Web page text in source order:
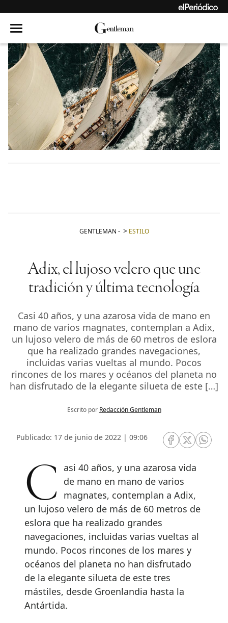
GENTLEMAN - ESTILO
Adix, el lujoso velero que une
tradición y última tecnología
Casi 40 años, y una azarosa vida de mano en
mano de varios magnates, contemplan a Adix,
un lujoso velero de más de 60 metros de eslora
que ha realizado grandes navegaciones,
incluidas varias vueltas al mundo. Pocos
rincones de los mares y océanos del planeta no
han disfrutado de la elegante silueta de este […]
Escrito por Redacción Gentleman
Publicado: 17 de junio de 2022 | 09:06
RRSS Facebook
RRSSRRSS
Casi 40 años, y una azarosa vida
de mano en mano de varios
magnates, contemplan a Adix,
un lujoso velero de más de 60 metros de
eslora que ha realizado grandes
navegaciones, incluidas varias vueltas al
mundo. Pocos rincones de los mares y
océanos del planeta no han disfrutado
de la elegante silueta de este tres
mástiles, desde Groenlandia hasta la
Antártida.